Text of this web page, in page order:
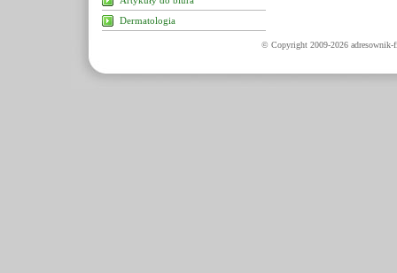
Dermatologia
© Copyright 2009-2026